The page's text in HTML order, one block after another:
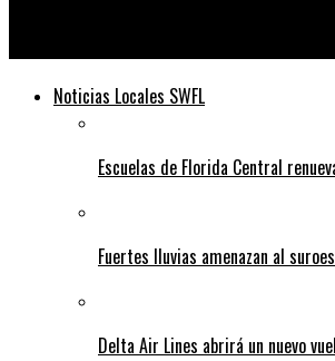
Noticias Locales SWFL
Escuelas de Florida Central
Fuertes lluvias amenazan al
Delta Air Lines abrirá un nuevo